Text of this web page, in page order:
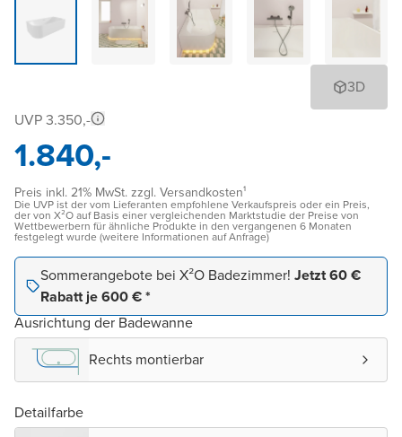
3D
UVP 3.350,-
1.840,-
Preis inkl. 21% MwSt. zzgl. Versandkosten¹
Die UVP ist der vom Lieferanten empfohlene Verkaufspreis oder ein Preis,
der von X²O auf Basis einer vergleichenden Marktstudie der Preise von
Wettbewerbern für ähnliche Produkte in den vergangenen 6 Monaten
festgelegt wurde (weitere Informationen auf Anfrage)
Sommerangebote bei X²O Badezimmer! Jetzt 60 €
Rabatt je 600 € *
Ausrichtung der Badewanne
Rechts montierbar
Detailfarbe